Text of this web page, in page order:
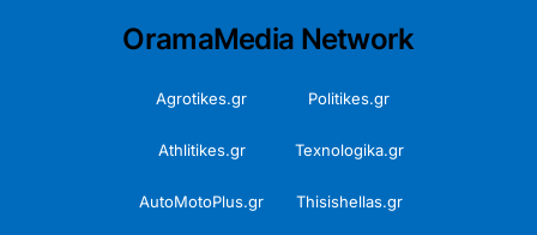
OramaMedia Network
Agrotikes.gr Politikes.gr
Athlitikes.gr Texnologika.gr
AutoMotoPlus.gr Thisishellas.gr